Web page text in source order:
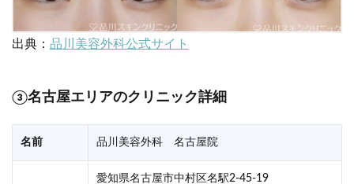
出典： 品川美容外科公式サイト
③名古屋エリアのクリニック詳細
名前 品川美容外科 名古屋院
愛知県名古屋市中村区名駅2-45-19